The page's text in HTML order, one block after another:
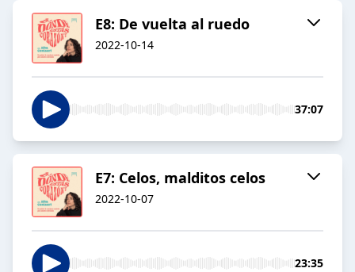
E8: De vuelta al ruedo
2022-10-14
37:07
E7: Celos, malditos celos
2022-10-07
23:35